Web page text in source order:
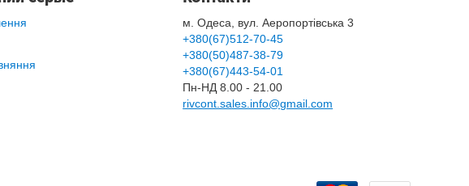
м. Одеса, вул. Аеропортівська 3
+380(67)512-70-45
+380(50)487-38-79
+380(67)443-54-01
Пн-НД 8.00 - 21.00
rivcont.sales.info@gmail.com